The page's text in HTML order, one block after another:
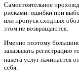
Самостоятельное
рисками: ошибки при
или пропуск сходных
этом не возвращаются.
Именно поэтому
заказывать регистрацию
пакета услуг начинается
себя: